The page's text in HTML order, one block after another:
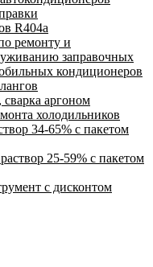
R404a
ремонту и
заправочных
кондиционеров
аргоном
холодильников
34-65% с пакетом
25-59% с пакетом
с дисконтом